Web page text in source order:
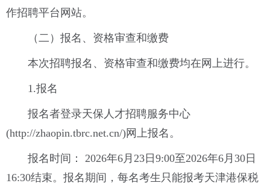
作招聘平台网站。
（二）报名、资格审查和缴费
本次招聘报名、资格审查和缴费均在网上进行。
1.报名
报名者登录天保人才招聘服务中心
(http://zhaopin.tbrc.net.cn/)网上报名。
报名时间： 2026年6月23日9:00至2026年6月30日
16:30结束。报名期间，每名考生只能报考天津港保税